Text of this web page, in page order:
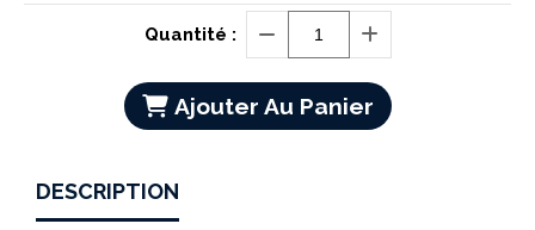
Quantité :
Ajouter Au Panier
DESCRIPTION